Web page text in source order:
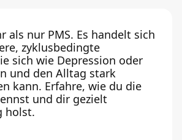
als nur PMS. Es handelt sich
zyklusbedingte
sich wie Depression oder
und den Alltag stark
kann. Erfahre, wie du die
und dir gezielt
holst.